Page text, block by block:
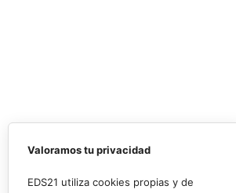
Lo másleído
Valoramos tu privacidad
EDS21 utiliza cookies propias y de